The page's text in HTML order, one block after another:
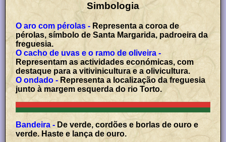
Simbologia
O aro com pérolas - Representa a coroa de
pérolas, símbolo de Santa Margarida, padroeira da
freguesia.
O cacho de uvas e o ramo de oliveira -
Representam as actividades económicas, com
destaque para a vitivinicultura e a olivicultura.
O ondado - Representa a localização da freguesia
junto à margem esquerda do rio Torto.
Bandeira -De verde, cordões e borlas de ouro e
verde. Haste e lança de ouro.